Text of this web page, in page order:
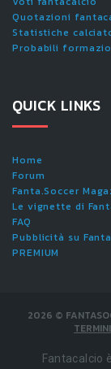
Quotazioni
Statistiche
Probabili
QUICK LINKS
Home
Forum
Fanta.Soccer
Le vignette di
FAQ
Pubblicità su
PREMIUM
2026 ©
Fantacalcio